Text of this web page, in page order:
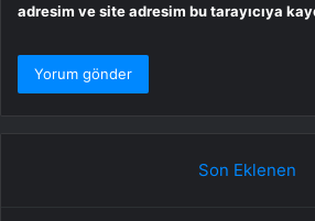
adresim ve site adresim bu tarayıcıya
Son Eklenen